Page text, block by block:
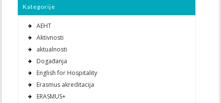
Kategorije
AEHT
Aktivnosti
aktualnosti
Događanja
English for Hospitality
Erasmus akreditacija
ERASMUS+